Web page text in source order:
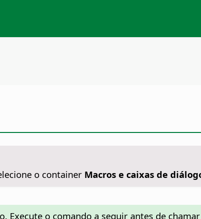
o container Macros e caixas de
Execute o comando a seguir antes de